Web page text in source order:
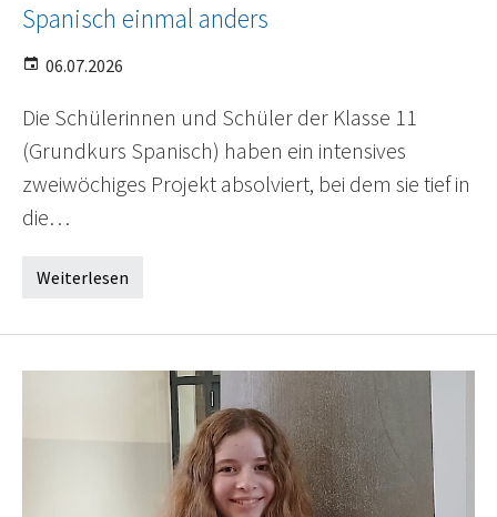
Spanisch einmal anders
06.07.2026
Die Schülerinnen und Schüler der Klasse 11
(Grundkurs Spanisch) haben ein intensives
zweiwöchiges Projekt absolviert, bei dem sie tief in
die…
Weiterlesen